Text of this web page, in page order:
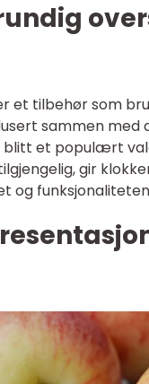
et tilbehør som
sammen
blitt et populært
gir
og